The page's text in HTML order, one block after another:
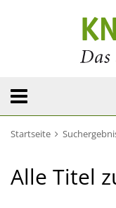
Startseite
Alle Titel